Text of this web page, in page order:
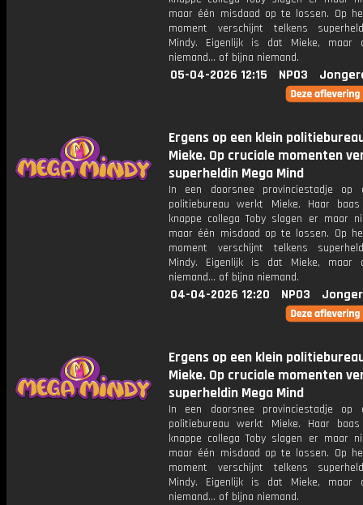
maar één misdaad op te lossen. Op
moment verschijnt telkens
Mindy. Eigenlijk is dat Mieke, maar
niemand... of bijna niemand.
05-04-2026 12:15 NPO3
Ergens op een klein
Mieke. Op cruciale momenten
superheldin Mega Mind
In een doorsnee provinciestadje op
politiebureau werkt Mieke. Haar
knappe collega Toby slagen er maar
maar één misdaad op te lossen. Op
moment verschijnt telkens
Mindy. Eigenlijk is dat Mieke, maar
niemand... of bijna niemand.
04-04-2026 12:20 NPO3
Ergens op een klein
Mieke. Op cruciale momenten
superheldin Mega Mind
In een doorsnee provinciestadje op
politiebureau werkt Mieke. Haar
knappe collega Toby slagen er maar
maar één misdaad op te lossen. Op
moment verschijnt telkens
Mindy. Eigenlijk is dat Mieke, maar
niemand... of bijna niemand.